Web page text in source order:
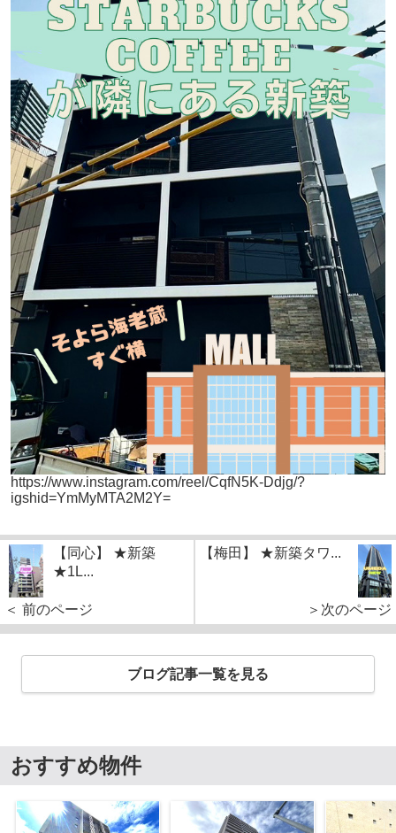
https://www.instagram.com/reel/CqfN5K-Ddjg/?
igshid=YmMyMTA2M2Y=
【同心】 ★新築
★1L...
＜ 前のページ
【梅田】 ★新築タワ...
＞次のページ
ブログ記事一覧を見る
おすすめ物件